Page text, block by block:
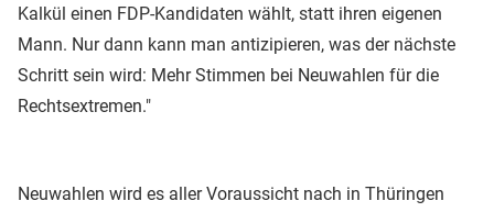
Kalkül einen FDP-Kandidaten wählt, statt ihren eigenen
Mann. Nur dann kann man antizipieren, was der nächste
Schritt sein wird: Mehr Stimmen bei Neuwahlen für die
Rechtsextremen."
Neuwahlen wird es aller Voraussicht nach in Thüringen